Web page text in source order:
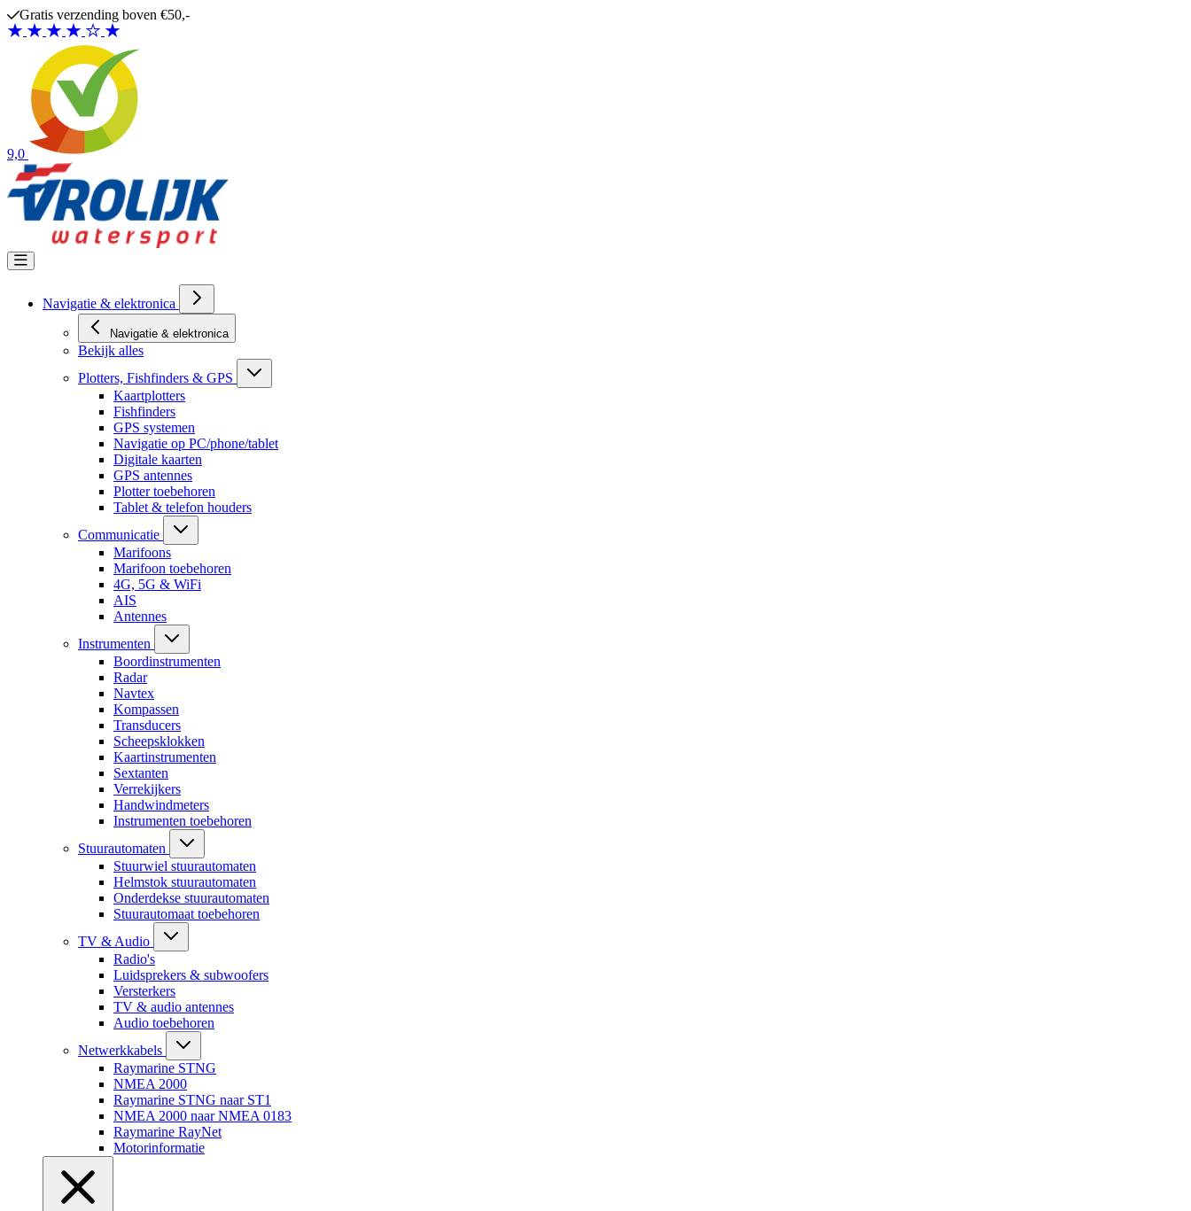
Ga naar de inhoud
Gratis verzending boven €50,-
9,0
Navigatie & elektronica
Navigatie & elektronica
Bekijk alles
Plotters, Fishfinders & GPS
Kaartplotters
Fishfinders
GPS systemen
Navigatie op PC/phone/tablet
Digitale kaarten
GPS antennes
Plotter toebehoren
Tablet & telefon houders
Communicatie
Marifoons
Marifoon toebehoren
4G, 5G & WiFi
AIS
Antennes
Instrumenten
Boordinstrumenten
Radar
Navtex
Kompassen
Transducers
Scheepsklokken
Kaartinstrumenten
Sextanten
Verrekijkers
Handwindmeters
Instrumenten toebehoren
Stuurautomaten
Stuurwiel stuurautomaten
Helmstok stuurautomaten
Onderdekse stuurautomaten
Stuurautomaat toebehoren
TV & Audio
Radio's
Luidsprekers & subwoofers
Versterkers
TV & audio antennes
Audio toebehoren
Netwerkkabels
Raymarine STNG
NMEA 2000
Raymarine STNG naar ST1
NMEA 2000 naar NMEA 0183
Raymarine RayNet
Motorinformatie